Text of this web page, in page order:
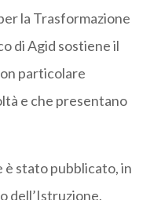
la Trasformazione
di Agid sostiene il
particolare
e che presentano
è stato pubblicato, in
dell’Istruzione,